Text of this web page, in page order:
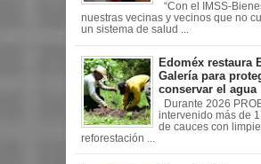
“Con el IMSS-
nuestras vecinas y vecinos que no
un sistema de salud ...
Edoméx restaura
Galería para
conservar el agua
Durante 2026
intervenido más de
de cauces con
reforestación ...